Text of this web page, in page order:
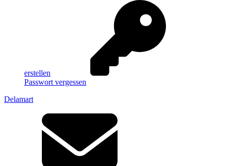
erstellen
Passwort vergessen
Delamart